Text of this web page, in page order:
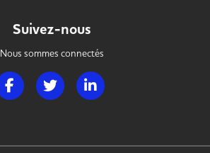
Suivez-nous
Nous sommes connectés
Page Facebook de Handi Hotellerie
Page Twitter de Handi Hotellerie